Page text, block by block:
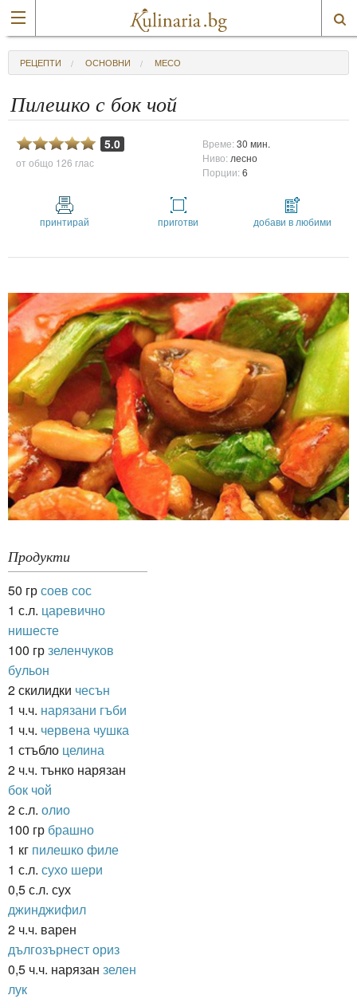
РЕЦЕПТИ ОСНОВНИ МЕСО
Пилешко с бок чой
5.0
от общо 126 глас
Време:30 мин.
Ниво: лесно
Порции:6
принтирай приготви добави в любими
Продукти
50 грсоев сос
1 с.л. царевично
нишесте
100 грзеленчуков
бульон
2 скилидки чесън
1 ч.ч. нарязани гъби
1 ч.ч. червена чушка
1 стъбло целина
2 ч.ч. тънко нарязан
бок чой
2 с.л. олио
100 гр брашно
1 кг пилешко филе
1 с.л. сухо шери
0,5 с.л. сух
джинджифил
2 ч.ч. варен
дългозърнест ориз
0,5 ч.ч. нарязан зелен
лук